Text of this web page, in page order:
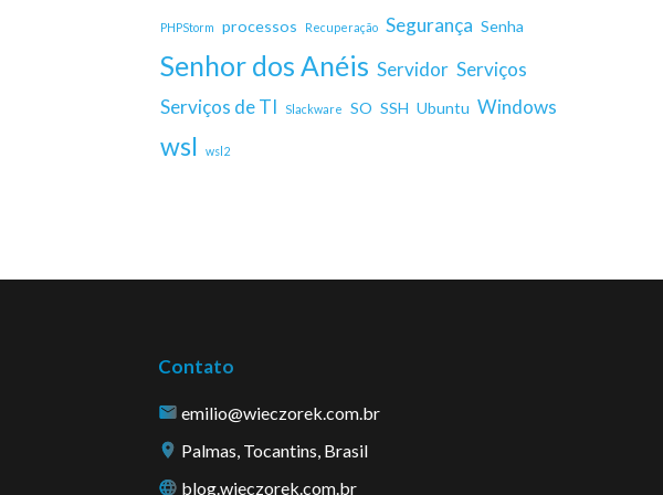
PHPStorm processos Recuperação Segurança Senha
Senhor dos Anéis Servidor Serviços
Serviços de TI
Slackware SO SSH Ubuntu Windows
wsl wsl2
Contato
emilio@wieczorek.com.br
Palmas, Tocantins, Brasil
blog.wieczorek.com.br